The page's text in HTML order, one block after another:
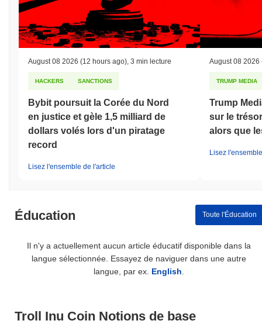
August 08 2026 (12 hours ago) 3 min lecture
HACKERS SANCTIONS
Bybit poursuit la Corée du Nord
en justice et gèle 1,5 milliard de
dollars volés lors d'un piratage
record
Lisez l'ensemble de l'article
August 08 2026
TRUMP MEDIA
Trump
sur le
alors que
Lisez
Éducation Toute l'Éducation
Il n'y a actuellement aucun article éducatif disponible dans la
langue sélectionnée. Essayez de naviguer dans une autre
langue, par ex. English
Troll Inu Coin Notions de base